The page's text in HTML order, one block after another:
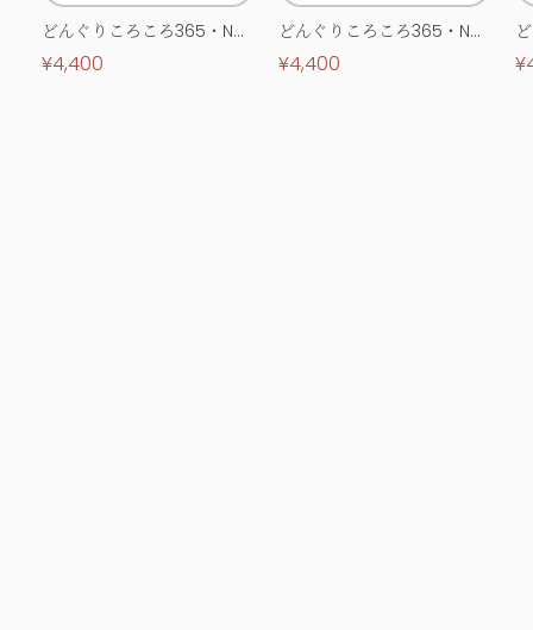
どんぐりころころ365・No.
0513
¥4,400
どんぐりころころ365・No.
0514
¥4,400